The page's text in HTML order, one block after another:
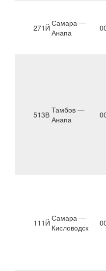
271Й Самара —
Анапа
513В Тамбов —
Анапа
111Й Самара —
Кисловодск